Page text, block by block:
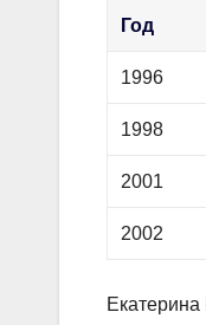
Год
1996
1998
2001
2002